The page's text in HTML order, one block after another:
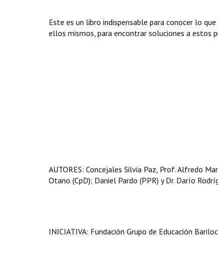
Este es un libro indispensable para conocer lo
ellos mismos, para encontrar soluciones a estos
AUTORES: Concejales Silvia Paz, Prof. Alfredo
Otano (CpD); Daniel Pardo (PPR) y Dr. Darío
INICIATIVA: Fundación Grupo de Educación